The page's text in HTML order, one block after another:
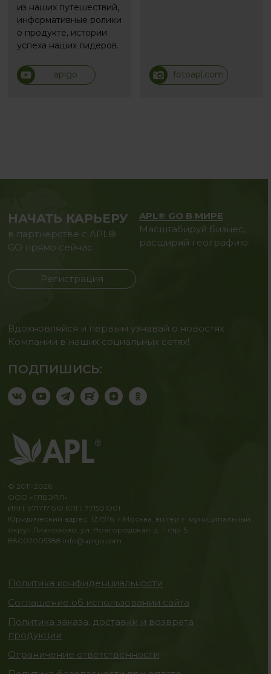
из наших путешествий,
информативные ролики
о продукте, истории
успеха наших лидеров.
aplgo fotoapl.com
НАЧАТЬ КАРЬЕРУ
в партнерстве с APL®
GO прямо сейчас
Регистрация
APL® GO В МИРЕ
Масштабируй бизнес,
расширяй географию.
Вдохновляйся и первым узнавай о новостях
Компании в наших социальных сетях!
ПОДПИШИСЬ:
© 2011-2026
ООО «ГЛБЭПЛ»
ИНН: 9717171510 КПП: 771501001
Юридический адрес: 127576, г.Москва, вн.тер.г. муниципальный
округ Лианозово, ул. Новгородская, д. 1, стр. 5
88002005388 info@aplgo.com
Политика конфиденциальности
Соглашение об использовании сайта
Политика заказа, доставки и возврата
продукции
Ограничение ответственности